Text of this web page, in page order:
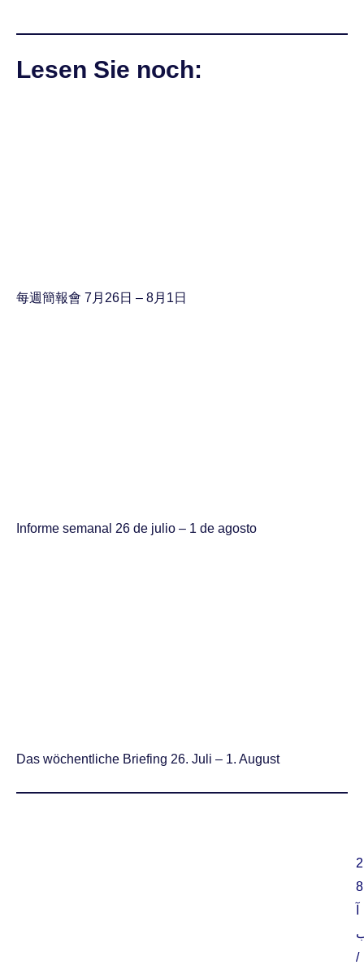
Lesen Sie noch:
每週簡報會 7月26日 – 8月1日
Informe semanal 26 de julio – 1 de agosto
Das wöchentliche Briefing 26. Juli – 1. August
2
8
/